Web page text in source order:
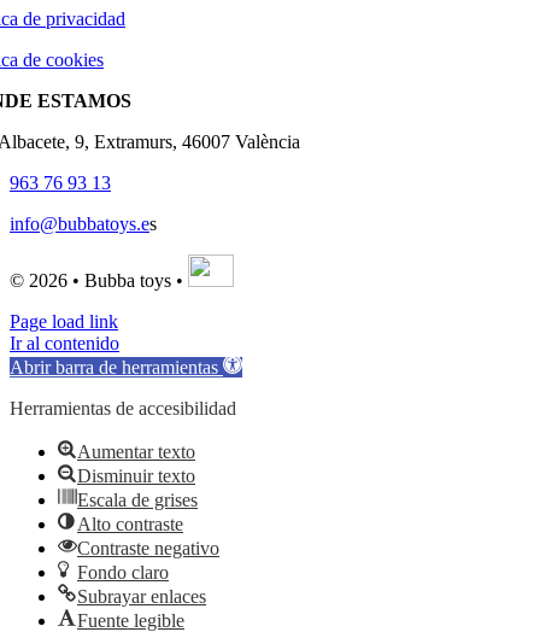
de privacidad
de cookies
ESTAMOS
9, Extramurs, 46007 València
963 76 93 13
info@bubbatoys.es
© 2026 • Bubba toys •
Page load link
Ir al contenido
Abrir barra de herramientas
Herramientas de accesibilidad
Aumentar texto
Disminuir texto
Escala de grises
Alto contraste
Contraste negativo
Fondo claro
Subrayar enlaces
Fuente legible